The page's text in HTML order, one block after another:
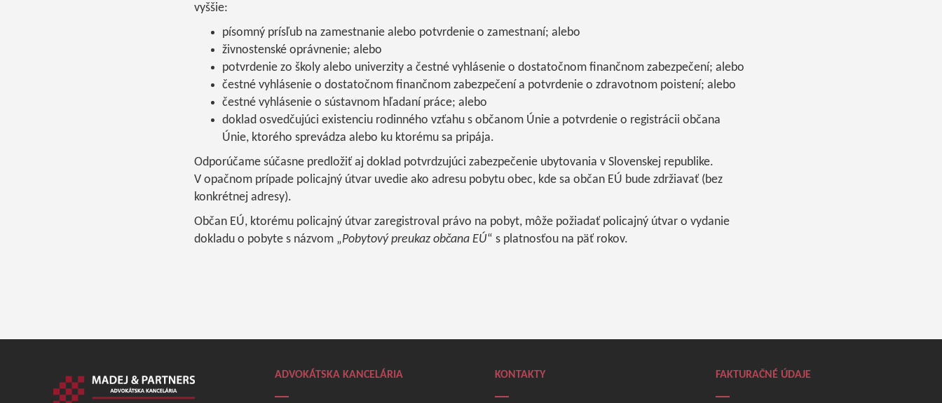
vyššie:
písomný prísľub na zamestnanie alebo potvrdenie o zamestnaní; alebo
živnostenské oprávnenie; alebo
potvrdenie zo školy alebo univerzity a čestné vyhlásenie o dostatočnom finančnom zabezpečení; alebo
čestné vyhlásenie o dostatočnom finančnom zabezpečení a potvrdenie o zdravotnom poistení; alebo
čestné vyhlásenie o sústavnom hľadaní práce; alebo
doklad osvedčujúci existenciu rodinného vzťahu s občanom Únie a potvrdenie o registrácii občana
Únie, ktorého sprevádza alebo ku ktorému sa pripája.
Odporúčame súčasne predložiť aj doklad potvrdzujúci zabezpečenie ubytovania v Slovenskej republike.
V opačnom prípade policajný útvar uvedie ako adresu pobytu obec, kde sa občan EÚ bude zdržiavať (bez
konkrétnej adresy).
Občan EÚ, ktorému policajný útvar zaregistroval právo na pobyt, môže požiadať policajný útvar o vydanie
dokladu o pobyte s názvom „Pobytový preukaz občana EÚ“ s platnosťou na päť rokov.
ADVOKÁTSKA KANCELÁRIA KONTAKTY FAKTURAČNÉ ÚDAJE